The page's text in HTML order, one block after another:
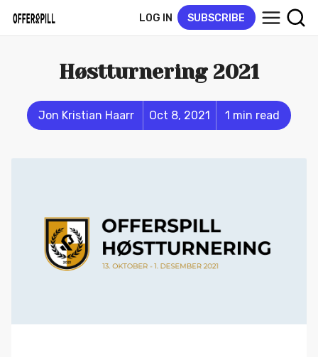
LOG IN SUBSCRIBE
Høstturnering 2021
Jon Kristian Haarr Oct 8, 2021 1 min read